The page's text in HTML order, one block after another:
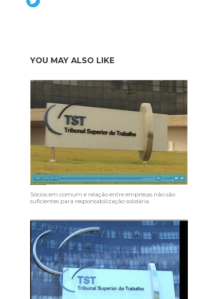
YOU MAY ALSO LIKE
Sócios em comum e relação entre empresas não são
suficientes para responsabilização solidária